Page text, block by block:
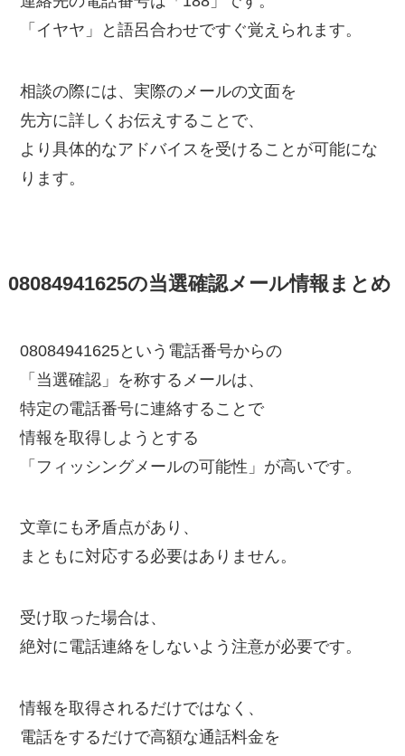
「イヤヤ」と語呂合わせですぐ覚えられます。
相談の際には、実際のメールの文面を
先方に詳しくお伝えすることで、
より具体的なアドバイスを受けることが可能にな
ります。
08084941625の当選確認メール情報まとめ
08084941625という電話番号からの
「当選確認」を称するメールは、
特定の電話番号に連絡することで
情報を取得しようとする
「フィッシングメールの可能性」が高いです。
文章にも矛盾点があり、
まともに対応する必要はありません。
受け取った場合は、
絶対に電話連絡をしないよう注意が必要です。
情報を取得されるだけではなく、
電話をするだけで高額な通話料金を